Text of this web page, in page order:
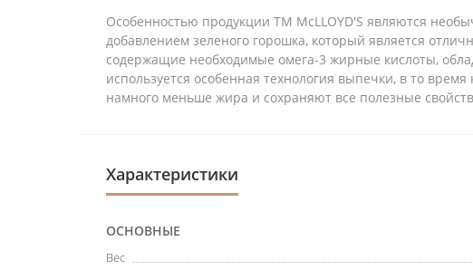
Особенностью продукции ТМ McLLOYD'S являются
добавлением зеленого горошка, который является
содержащие необходимые омега-3 жирные кислоты,
используется особенная технология выпечки, в то
намного меньше жира и сохраняют все полезные
Характеристики
ОСНОВНЫЕ
Вес